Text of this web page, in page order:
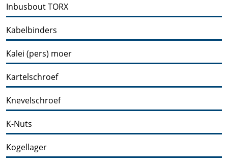
Inbusbout TORX
Kabelbinders
Kalei (pers) moer
Kartelschroef
Knevelschroef
K-Nuts
Kogellager